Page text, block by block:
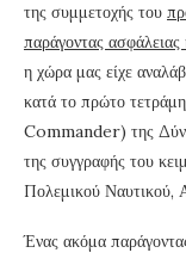
της συμμετοχής του
παράγοντας ασφάλειας
η χώρα μας είχε
κατά το πρώτο
Commander) της
της συγγραφής του
Πολεμικού Ναυτικού,
Ένας ακόμα